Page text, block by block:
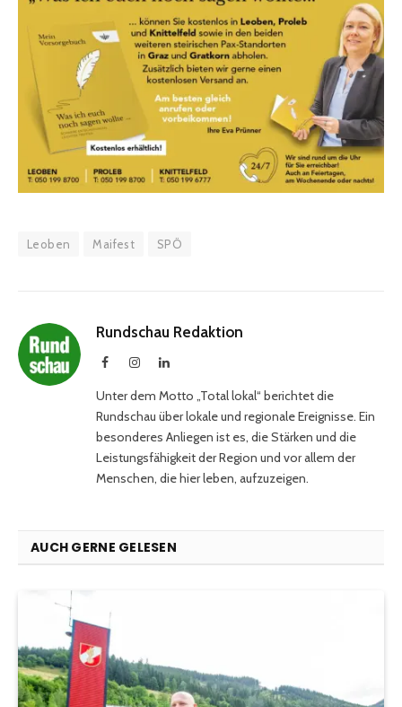
Leoben Maifest SPÖ
Rundschau Redaktion
FacebookInstagramLinkedIn
Unter dem Motto „Total lokal“ berichtet die
Rundschau über lokale und regionale Ereignisse. Ein
besonderes Anliegen ist es, die Stärken und die
Leistungsfähigkeit der Region und vor allem der
Menschen, die hier leben, aufzuzeigen.
AUCH GERNE GELESEN